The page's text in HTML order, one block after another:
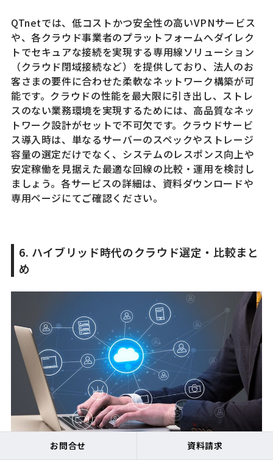
QTnetでは、低コストかつ安全性の高いVPNサービス
や、各クラウド事業者のプラットフォームへダイレク
トでセキュアな接続を実現する専用線ソリューション
（クラウド閉域接続など）を提供しており、法人のお
客さまの要件に合わせた柔軟なネットワーク構築が可
能です。クラウドの性能を最大限に引き出し、ストレ
スのない業務環境を実現するためには、高品質なネッ
トワーク設計がセットで不可欠です。クラウドサービ
ス導入時は、単なるサーバーのスペックやストレージ
容量の選定だけでなく、システムのレスポンス向上や
安定稼働を見据えた最適な回線の比較・運用を検討し
ましょう。各サービスの詳細は、資料ダウンロードや
専用ページにてご確認ください。
6. ハイブリッド時代のクラウド選定・比較まと
め
お問合せ 資料請求